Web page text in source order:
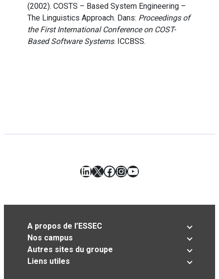
(2002). COSTS – Based System Engineering –
The Linguistics Approach. Dans: Proceedings of
the First International Conference on COST-
Based Software Systems. ICCBSS.
LinkedIn
X Facebook
Instagram
YouTube
A propos de l’ESSEC
Nos campus
Autres sites du groupe
Liens utiles